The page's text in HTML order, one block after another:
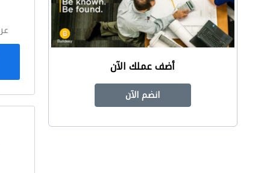
أضف عملك الآن
انضم الآن